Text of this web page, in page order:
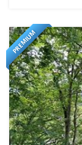
PREMIUM